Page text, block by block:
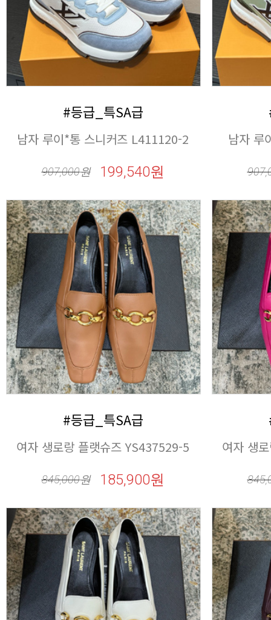
#등급_특SA급
남자 루이*통 스니커즈 L411120-2
907,000원 199,540원
남자 루
#등급_특SA급
여자 생로랑 플랫슈즈 YS437529-5
845,000원 185,900원
여자 생